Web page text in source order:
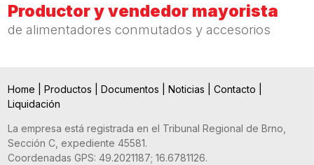
Productor y vendedor mayorista
de alimentadores conmutados y accesorios
Home Productos Documentos Noticias Contacto
Liquidación
La empresa está registrada en el Tribunal Regional de Brno,
Sección C, expediente 45581.
Coordenadas GPS: 49.2021187; 16.6781126.